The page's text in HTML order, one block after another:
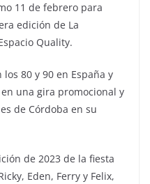
11 de febrero para
edición de La
Quality.
80 y 90 en España y
una gira promocional y
de Córdoba en su
de 2023 de la fiesta
Eden, Ferry y Felix,